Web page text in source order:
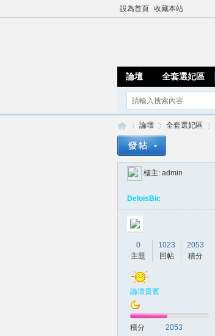
設為首頁 收藏本站
論壇 全套選妃區
»
論壇
›
全套選妃區
樓主: admin
DeloisBic
0
主題
1023
回帖
2053
積分
論壇貴賓
積分 2053